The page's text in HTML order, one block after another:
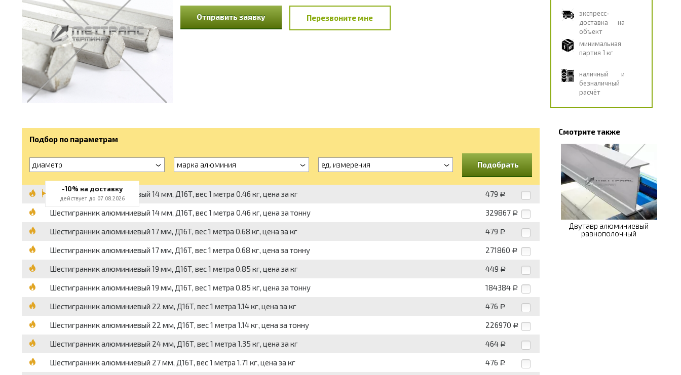
Отправить заявку Перезвоните мне
экспресс-
доставка на
объект
минимальная
партия 1 кг
наличный и
безналичный
расчёт
Подбор по параметрам
диаметр марка алюминия ед. измерения Подобрать
Шестигранник алюминиевый 14 мм, Д16Т, вес 1 метра 0.46 кг, цена за кг 479 Р
Шестигранник алюминиевый 14 мм, Д16Т, вес 1 метра 0.46 кг, цена за тонну 329867 Р
Шестигранник алюминиевый 17 мм, Д16Т, вес 1 метра 0.68 кг, цена за кг 479 Р
Шестигранник алюминиевый 17 мм, Д16Т, вес 1 метра 0.68 кг, цена за тонну 271860 Р
Шестигранник алюминиевый 19 мм, Д16Т, вес 1 метра 0.85 кг, цена за кг 449 Р
Шестигранник алюминиевый 19 мм, Д16Т, вес 1 метра 0.85 кг, цена за тонну 184384 Р
Шестигранник алюминиевый 22 мм, Д16Т, вес 1 метра 1.14 кг, цена за кг 476 Р
Шестигранник алюминиевый 22 мм, Д16Т, вес 1 метра 1.14 кг, цена за тонну 226970 Р
Шестигранник алюминиевый 24 мм, Д16Т, вес 1 метра 1.35 кг, цена за кг 464 Р
Шестигранник алюминиевый 27 мм, Д16Т, вес 1 метра 1.71 кг, цена за кг 476 Р
Смотрите также
Двутавр алюминиевый
равнополочный
-10% на доставку
действует до 07.08.2026